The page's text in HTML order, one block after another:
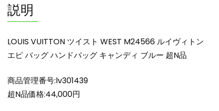
ピ
バ
グ
ハ
ド
バ
説明
LOUIS VUITTON ツイスト WEST M24566 ルイヴィトン
エピ バッグ ハンドバッグ キャンディ ブルー 超N品
商品管理番号:lv301439
超N品価格:44,000円